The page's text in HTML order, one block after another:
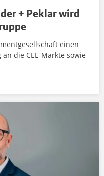
+ Peklar wird
einen
die CEE-Märkte sowie